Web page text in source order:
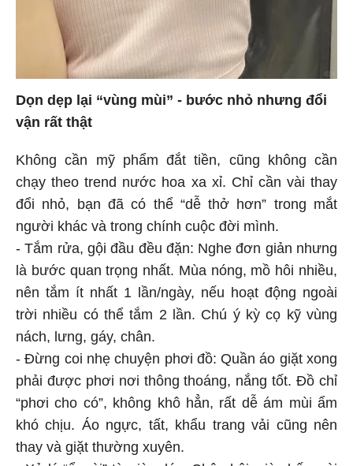
Dọn dẹp lại “vùng mùi” - bước nhỏ nhưng đổi
vận rất thật
Không cần mỹ phẩm đắt tiền, cũng không cần
chạy theo trend nước hoa xa xỉ. Chỉ cần vài thay
đổi nhỏ, bạn đã có thể “dễ thở hơn” trong mắt
người khác và trong chính cuộc đời mình.
- Tắm rửa, gội đầu đều đặn: Nghe đơn giản nhưng
là bước quan trọng nhất. Mùa nóng, mồ hôi nhiều,
nên tắm ít nhất 1 lần/ngày, nếu hoạt động ngoài
trời nhiều có thể tắm 2 lần. Chú ý kỳ cọ kỹ vùng
nách, lưng, gáy, chân.
- Đừng coi nhẹ chuyện phơi đồ: Quần áo giặt xong
phải được phơi nơi thông thoáng, nắng tốt. Đồ chỉ
“phơi cho có”, không khô hẳn, rất dễ ám mùi ẩm
khó chịu. Áo ngực, tất, khẩu trang vải cũng nên
thay và giặt thường xuyên.